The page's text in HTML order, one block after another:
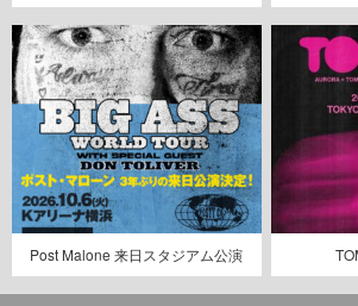
Post Malone 来日スタジアム公演